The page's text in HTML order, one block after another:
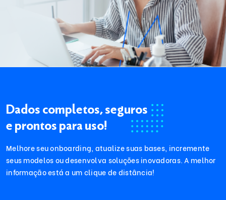
Dados completos, seguros
e prontos para uso!
Melhore seu onboarding, atualize suas bases, incremente
seus modelos ou desenvolva soluções inovadoras. A melhor
informação está a um clique de distância!